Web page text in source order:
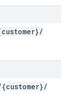
/
{customer}/